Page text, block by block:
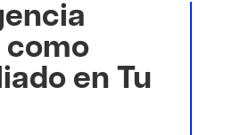
en Tu